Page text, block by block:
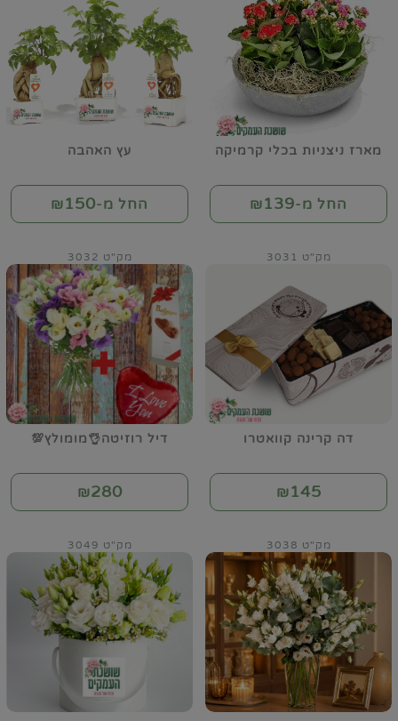
מארז ניצניות בכלי קרמיקה
החל מ-₪139
עץ האהבה
החל מ-₪150
דה קרינה קוואטרו
מק"ט 3031
₪145
דיל רוזיטה👌מומולץ💯
מק"ט 3032
₪280
מק"ט 3038 מק"ט 3049